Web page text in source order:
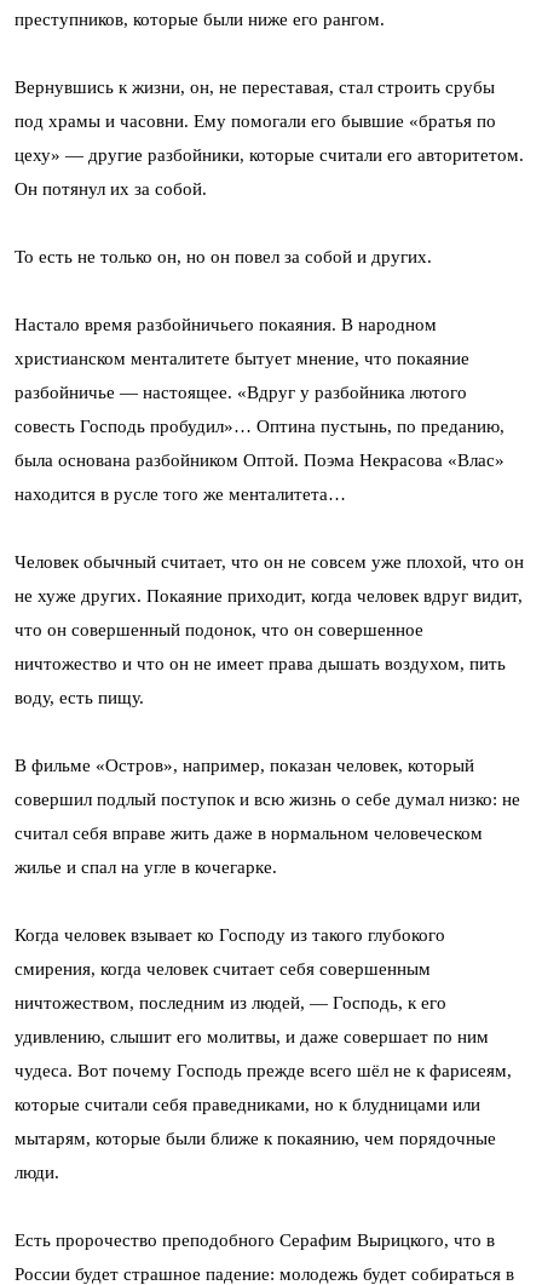
преступников, которые были ниже его рангом.
Вернувшись к жизни, он, не переставая, стал строить срубы
под храмы и часовни. Ему помогали его бывшие «братья по
цеху» — другие разбойники, которые считали его авторитетом.
Он потянул их за собой.
То есть не только он, но он повел за собой и других.
Настало время разбойничьего покаяния. В народном
христианском менталитете бытует мнение, что покаяние
разбойничье — настоящее. «Вдруг у разбойника лютого
совесть Господь пробудил»… Оптина пустынь, по преданию,
была основана разбойником Оптой. Поэма Некрасова «Влас»
находится в русле того же менталитета…
Человек обычный считает, что он не совсем уже плохой, что он
не хуже других. Покаяние приходит, когда человек вдруг видит,
что он совершенный подонок, что он совершенное
ничтожество и что он не имеет права дышать воздухом, пить
воду, есть пищу.
В фильме «Остров», например, показан человек, который
совершил подлый поступок и всю жизнь о себе думал низко: не
считал себя вправе жить даже в нормальном человеческом
жилье и спал на угле в кочегарке.
Когда человек взывает ко Господу из такого глубокого
смирения, когда человек считает себя совершенным
ничтожеством, последним из людей, — Господь, к его
удивлению, слышит его молитвы, и даже совершает по ним
чудеса. Вот почему Господь прежде всего шёл не к фарисеям,
которые считали себя праведниками, но к блудницами или
мытарям, которые были ближе к покаянию, чем порядочные
люди.
Есть пророчество преподобного Серафим Вырицкого, что в
России будет страшное падение: молодежь будет собираться в